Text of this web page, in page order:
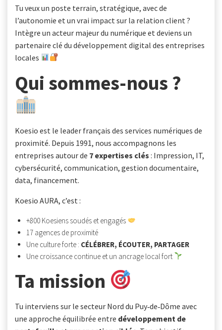
Tu veux un poste terrain, stratégique, avec de
l’autonomie et un vrai impact sur la relation client ?
Intègre un acteur majeur du numérique et deviens un
partenaire clé du développement digital des entreprises
locales
Qui sommes-nous ?
Koesio est le leader français des services numériques de
proximité. Depuis 1991, nous accompagnons les
entreprises autour de 7 expertises clés : Impression, IT,
cybersécurité, communication, gestion documentaire,
data, financement.
Koesio AURA, c’est :
+800 Koesiens soudés et engagés
17 agences de proximité
Une culture forte : CÉLÉBRER, ÉCOUTER, PARTAGER
Une croissance continue et un ancrage local fort
Ta mission
Tu interviens sur le secteur Nord du Puy‑de‑Dôme avec
une approche équilibrée entre développement de